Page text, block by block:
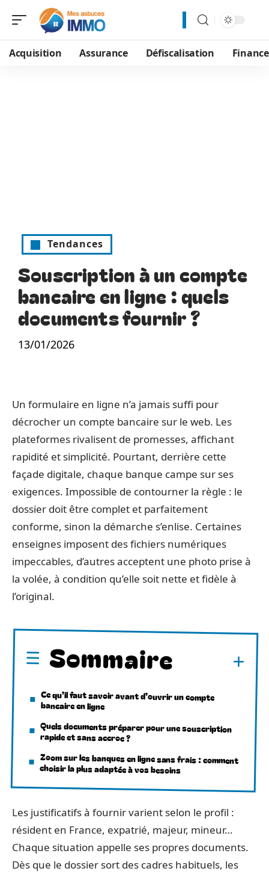
Acquisition Assurance Défiscalisation
Tendances
Souscription à un compte
bancaire en ligne : quels
documents fournir ?
13/01/2026
Un formulaire en ligne n’a jamais suffi pour
décrocher un compte bancaire sur le web. Les
plateformes rivalisent de promesses, affichant
rapidité et simplicité. Pourtant, derrière cette
façade digitale, chaque banque campe sur ses
exigences. Impossible de contourner la règle : le
dossier doit être complet et parfaitement
conforme, sinon la démarche s’enlise. Certaines
enseignes imposent des fichiers numériques
impeccables, d’autres acceptent une photo prise à
la volée, à condition qu’elle soit nette et fidèle à
l’original.
Sommaire
Ce qu’il faut savoir avant d’ouvrir un compte
bancaire en ligne
Quels documents préparer pour une souscription
rapide et sans accroc ?
Zoom sur les banques en ligne sans frais : comment
choisir la plus adaptée à vos besoins
Les justificatifs à fournir varient selon le profil :
résident en France, expatrié, majeur, mineur…
Chaque situation appelle ses propres documents.
Dès que le dossier sort des cadres habituels, les